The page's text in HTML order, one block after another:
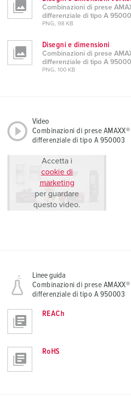
Combinazioni di prese
differenziale di tipo A
PNG, 98 KB
Disegni e dimensioni
Combinazioni di prese
differenziale di tipo A
PNG, 100 KB
Video
Combinazioni di prese
differenziale di tipo A 950003
Accetta i
cookie di
marketing
per guardare
questo video.
Linee guida
Combinazioni di prese
differenziale di tipo A 950003
REACh
RoHS